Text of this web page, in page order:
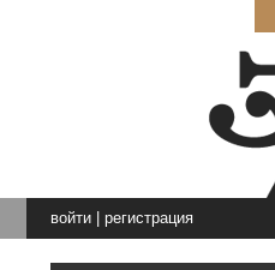
войти| регистрация